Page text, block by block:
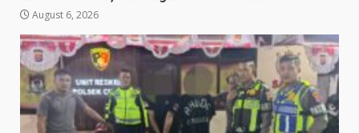
August 6, 2026